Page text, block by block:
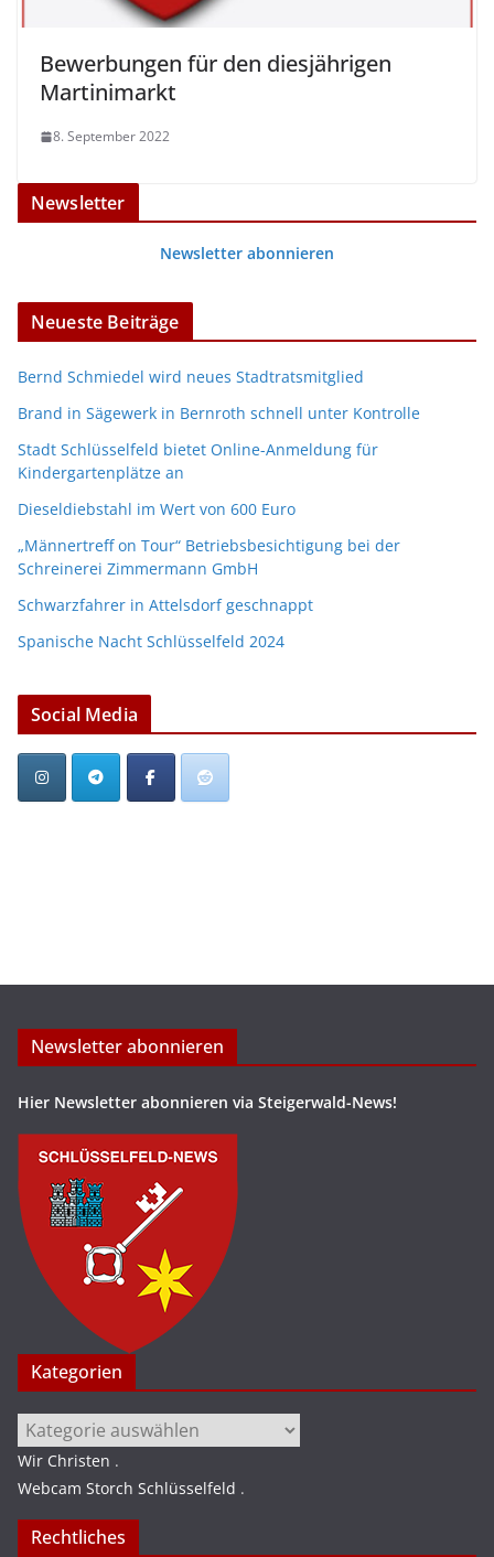
Bewerbungen für den diesjährigen
Martinimarkt
8. September 2022
Newsletter
Newsletter abonnieren
Neueste Beiträge
Bernd Schmiedel wird neues Stadtratsmitglied
Brand in Sägewerk in Bernroth schnell unter Kontrolle
Stadt Schlüsselfeld bietet Online-Anmeldung für
Kindergartenplätze an
Dieseldiebstahl im Wert von 600 Euro
„Männertreff on Tour“ Betriebsbesichtigung bei der
Schreinerei Zimmermann GmbH
Schwarzfahrer in Attelsdorf geschnappt
Spanische Nacht Schlüsselfeld 2024
Social Media
Newsletter abonnieren
Hier Newsletter abonnieren via Steigerwald-News!
Kategorien
Kategorien
Wir Christen .
Webcam Storch Schlüsselfeld .
Rechtliches